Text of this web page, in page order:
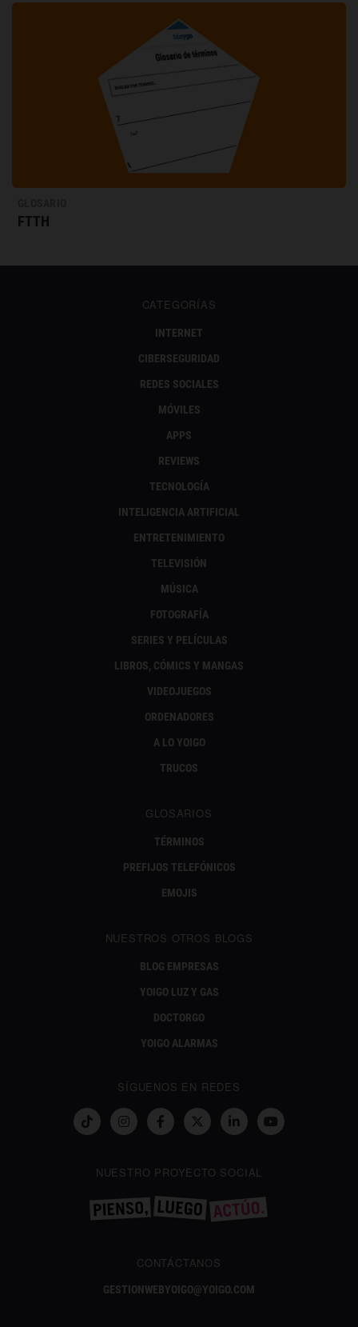
FTTH
CATEGORÍAS
INTERNET
CIBERSEGURIDAD
REDES SOCIALES
MÓVILES
APPS
REVIEWS
TECNOLOGÍA
INTELIGENCIA ARTIFICIAL
ENTRETENIMIENTO
TELEVISIÓN
MÚSICA
FOTOGRAFÍA
SERIES Y PELÍCULAS
LIBROS, CÓMICS Y MANGAS
VIDEOJUEGOS
ORDENADORES
A LO YOIGO
TRUCOS
GLOSARIOS
TÉRMINOS
PREFIJOS TELEFÓNICOS
EMOJIS
NUESTROS OTROS BLOGS
BLOG EMPRESAS
YOIGO LUZ Y GAS
DOCTORGO
YOIGO ALARMAS
SÍGUENOS EN REDES
NUESTRO PROYECTO SOCIAL
CONTÁCTANOS
GESTIONWEBYOIGO@YOIGO.COM